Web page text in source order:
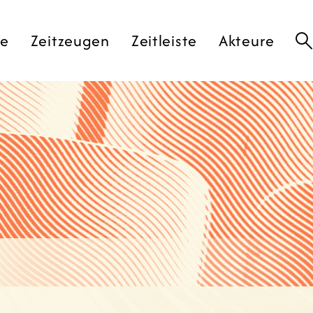
Zeitzeugen Zeitleiste Akteure